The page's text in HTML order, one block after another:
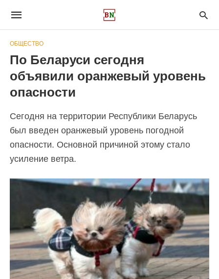
ОБЩЕСТВО
По Беларуси сегодня
объявили оранжевый уровень
опасности
Сегодня на территории Республики Беларусь
был введен оранжевый уровень погодной
опасности. Основной причиной этому стало
усиление ветра.